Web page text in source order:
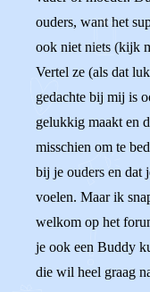
ouders, want het
ook niet niets (kijk
Vertel ze (als dat
gedachte bij mij is
gelukkig maakt en
misschien om te
bij je ouders en dat
voelen. Maar ik
welkom op het
je ook een Buddy
die wil heel graag